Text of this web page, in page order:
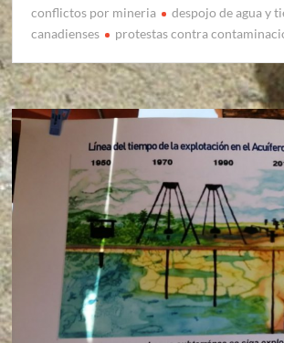
conflictos por mineria despojo de agua y
canadienses
protestas contra